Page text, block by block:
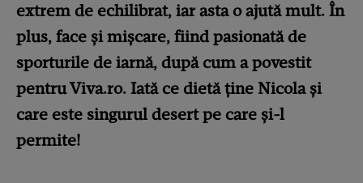
extrem de echilibrat, iar asta o ajută mult. În
plus, face și mișcare, fiind pasionată de
sporturile de iarnă, după cum a povestit
pentru Viva.ro. Iată ce dietă ține Nicola și
care este singurul desert pe care și-l
permite!